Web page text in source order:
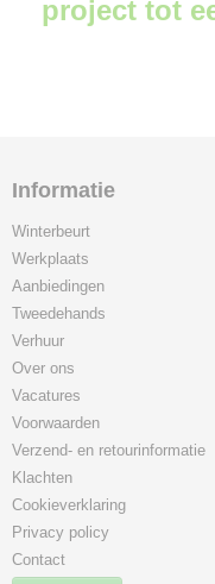
project tot
Informatie
Winterbeurt
Werkplaats
Aanbiedingen
Tweedehands
Verhuur
Over ons
Vacatures
Voorwaarden
Verzend- en retourinformatie
Klachten
Cookieverklaring
Privacy policy
Contact